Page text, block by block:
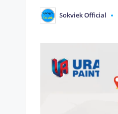
Posted
by
Sokviek Official